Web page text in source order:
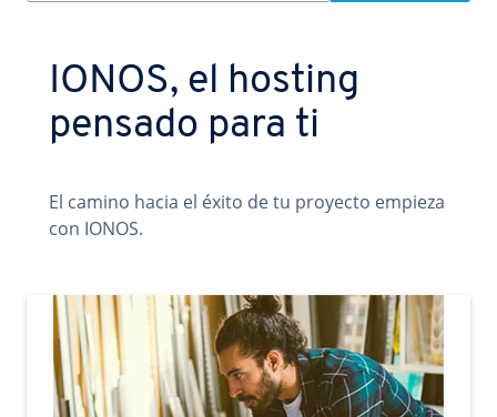
IONOS, el hosting
pensado para ti
El camino hacia el éxito de tu proyecto empieza
con IONOS.